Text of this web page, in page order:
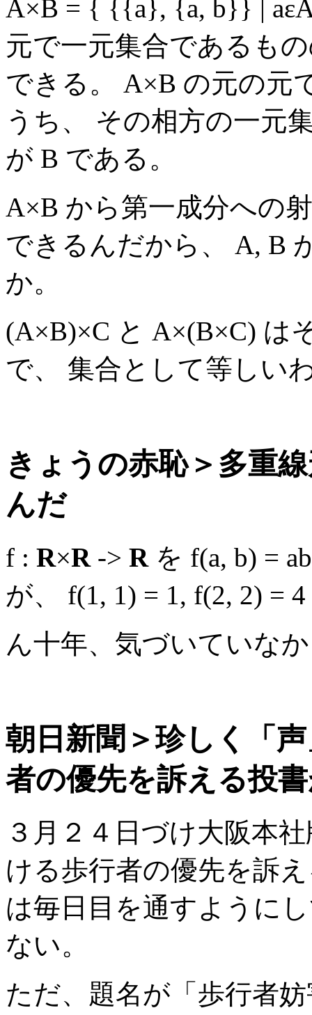
A×B = { {{a}, {a, b}} |
元で一元集合であるも
できる。 A×B の元の元
うち、 その相方の一元
が B である。
A×B から第一成分への
できるんだから、 A, B
か。
(A×B)×C と A×(B×C) は
で、 集合として等しい
きょうの赤恥＞多重
んだ
f : R×R-> Rを f(a, b) =
が、 f(1, 1) = 1, f(2, 2) =
ん十年、気づいていな
朝日新聞＞珍しく「
者の優先を訴える投
３月２４日づけ大阪本
ける歩行者の優先を訴
は毎日目を通すように
ない。
ただ、題名が「歩行者